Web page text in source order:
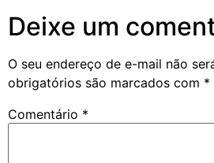
Deixe um
O seu endereço de e-mail não
obrigatórios são marcados com *
Comentário *